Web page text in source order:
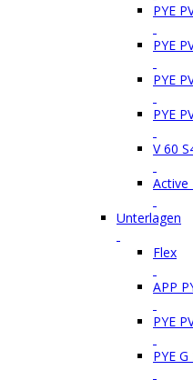
PYE
PYE
PYE
PYE
V 60
Active
Unterlagen
Flex
APP
PYE
PYE